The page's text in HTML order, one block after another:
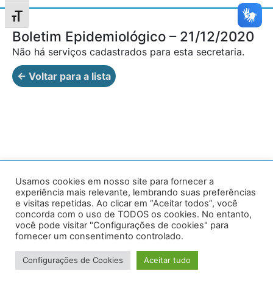
Alternar tamanho da fonte
Boletim Epidemiológico – 21/12/2020
Não há serviços cadastrados para esta secretaria.
← Voltar para a lista
Av. Prof. Armando Alves da Silva, nº 1950 - Zacarias,
Caratinga - MG - 35302-403 / Tel: (33) 3329 8000
Desenvolvido por VersaTec
Usamos cookies em nosso site para fornecer a
experiência mais relevante, lembrando suas preferências
e visitas repetidas. Ao clicar em “Aceitar todos”, você
concorda com o uso de TODOS os cookies. No entanto,
você pode visitar "Configurações de cookies" para
fornecer um consentimento controlado.
Configurações de Cookies Aceitar tudo